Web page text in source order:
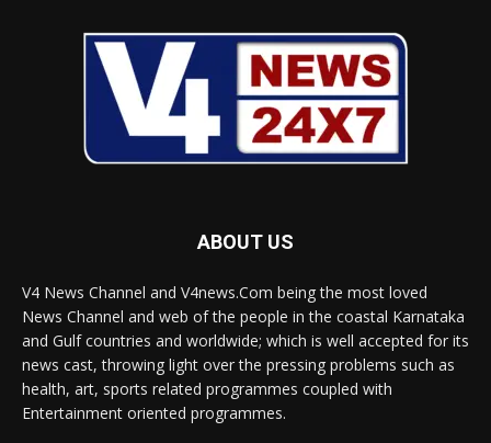
ABOUT US
V4 News Channel and V4news.Com being the most loved
News Channel and web of the people in the coastal Karnataka
and Gulf countries and worldwide; which is well accepted for its
news cast, throwing light over the pressing problems such as
health, art, sports related programmes coupled with
Entertainment oriented programmes.